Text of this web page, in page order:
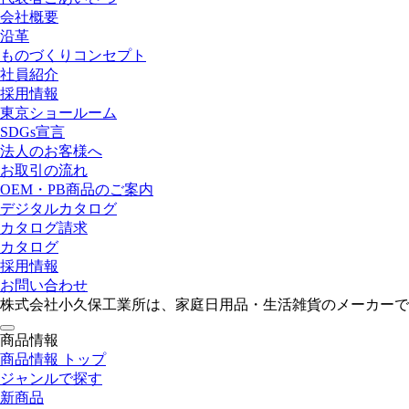
会社概要
沿革
ものづくりコンセプト
社員紹介
採用情報
東京ショールーム
SDGs宣言
法人のお客様へ
お取引の流れ
OEM・PB商品のご案内
デジタルカタログ
カタログ請求
カタログ
採用情報
お問い合わせ
株式会社小久保工業所は、家庭日用品・生活雑貨のメーカー
toggle
navigation
商品情報
商品情報 トップ
ジャンルで探す
新商品